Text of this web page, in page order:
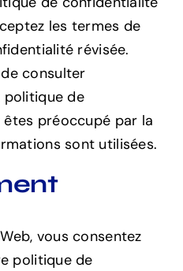
les termes de
révisée.
consulter
de
préoccupé par la
sont utilisées.
vous consentez
politique de